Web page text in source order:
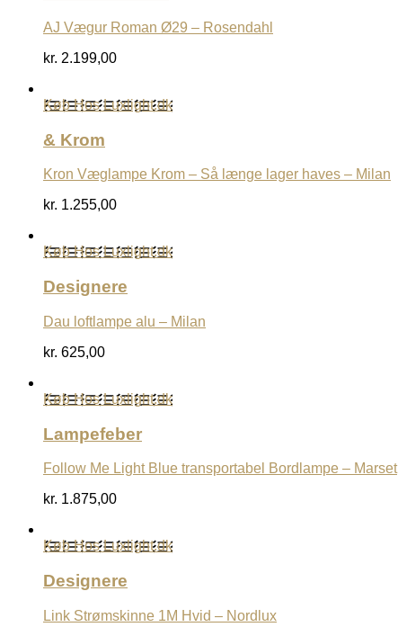
AJ Vægur Roman Ø29 – Rosendahl
kr. 2.199,00
Køb Hos Luxlight.dk
& Krom
Kron Væglampe Krom – Så længe lager haves – Milan
kr. 1.255,00
Køb Hos Luxlight.dk
Designere
Dau loftlampe alu – Milan
kr. 625,00
Køb Hos Luxlight.dk
Lampefeber
Follow Me Light Blue transportabel Bordlampe – Marset
kr. 1.875,00
Køb Hos Luxlight.dk
Designere
Link Strømskinne 1M Hvid – Nordlux